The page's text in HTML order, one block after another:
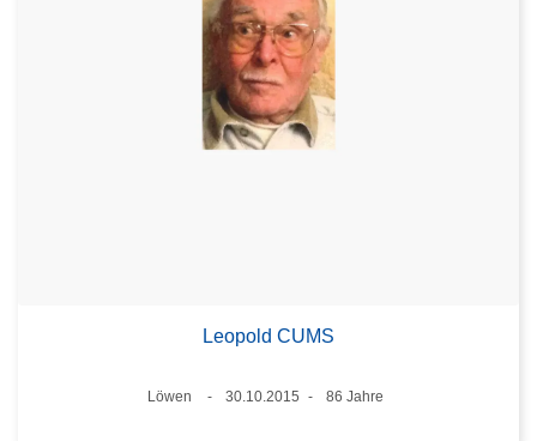
Leopold CUMS
Standort
Löwen
30.10.2015
86 Jahre